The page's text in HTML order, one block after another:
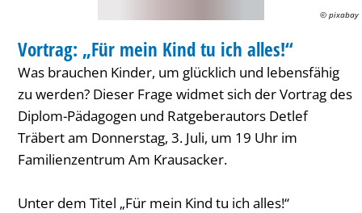
alles!“
© pixabay
KATEGORIE: BERATUNG
Vortrag: „Für mein Kind tu ich alles!“
Was brauchen Kinder, um glücklich und lebensfähig
zu werden? Dieser Frage widmet sich der Vortrag des
Diplom-Pädagogen und Ratgeberautors Detlef
Träbert am Donnerstag, 3. Juli, um 19 Uhr im
Familienzentrum Am Krausacker.
Unter dem Titel „Für mein Kind tu ich alles!“